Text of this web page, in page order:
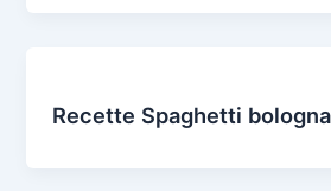
Recette Spaghetti